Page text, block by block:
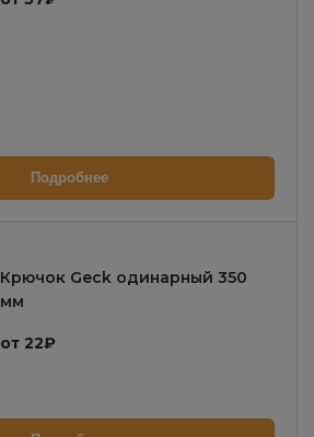
Подробнее
Крючок Geck одинарный 350
мм
от 22₽